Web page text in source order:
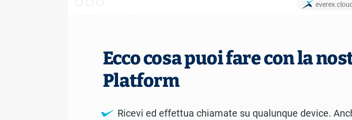
everex.cloud
Ecco cosa puoi fare con la
Platform
Ricevi ed effettua chiamate su qualunque device.